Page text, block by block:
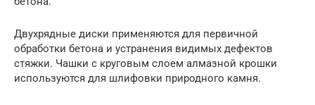
Двухрядные диски применяются для первичной
обработки бетона и устранения видимых дефектов
стяжки. Чашки с круговым слоем алмазной крошки
используются для шлифовки природного камня.